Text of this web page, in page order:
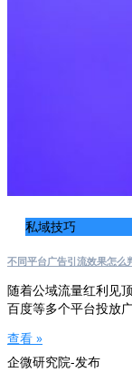
私域技巧
不同平台广告引流效果怎么
随着公域流量红利见
百度等多个平台投放
查看 »
企微研究院-发布